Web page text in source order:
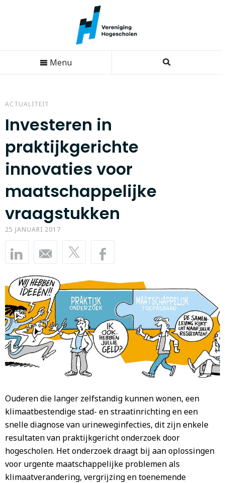
Menu
ACTUALITEIT
Investeren in
praktijkgerichte
innovaties voor
maatschappelijke
vraagstukken
25 JANUARI 2017
Ouderen die langer zelfstandig kunnen wonen, een
klimaatbestendige stad- en straatinrichting en een
snelle diagnose van urineweginfecties, dit zijn enkele
resultaten van praktijkgericht onderzoek door
hogescholen. Het onderzoek draagt bij aan oplossingen
voor urgente maatschappelijke problemen als
klimaatverandering, vergrijzing en toenemende